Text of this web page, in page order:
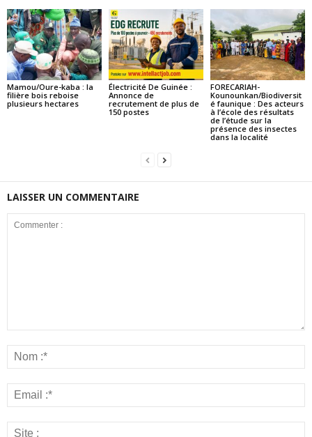
Mamou/Oure-kaba : la
filière bois reboise
plusieurs hectares
Électricité De Guinée :
Annonce de
recrutement de plus de
150 postes
FORECARIAH-
Kounounkan/Biodiversit
é faunique : Des acteurs
à l’école des résultats
de l’étude sur la
présence des insectes
dans la localité
LAISSER UN COMMENTAIRE